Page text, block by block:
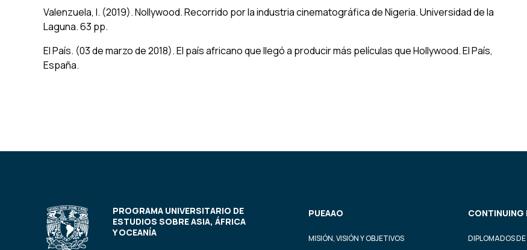
Valenzuela, I. (2019). Nollywood. Recorrido por la industria cinematográfica de Nigeria.Universidad de la
Laguna.63 pp.
El País. (03 de marzo de 2018).El país africano que llegó a producir más películas que Hollywood.El País,
España.
PROGRAMA UNIVERSITARIO DE
ESTUDIOS SOBRE ASIA, ÁFRICA
Y OCEANÍA
PUEAAO
MISIÓN, VISIÓN Y OBJETIVOS
CONTINUING
DIPLOMADOS